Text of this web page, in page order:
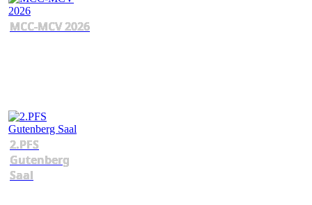
MCC-MCV 2026
2.PFS
Gutenberg
Saal